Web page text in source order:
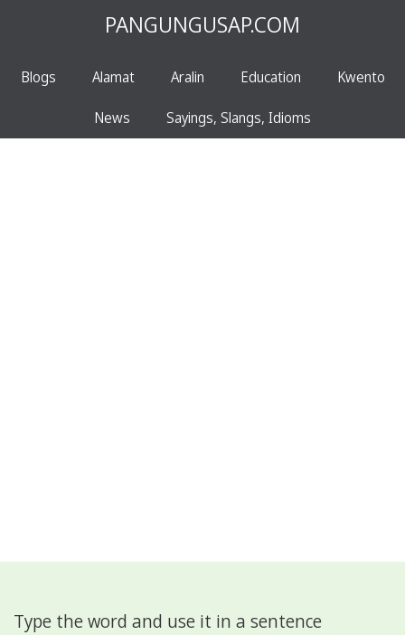
PANGUNGUSAP.COM
Blogs Alamat Aralin Education Kwento
News Sayings, Slangs, Idioms
Type the word and use it in a sentence